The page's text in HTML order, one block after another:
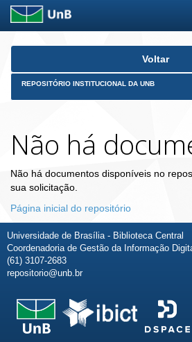
Skip
Voltar
REPOSITÓRIO INSTITUCIONAL DA UNB
Não há
Não há documentos disponíveis no
sua solicitação.
Página inicial do repositório
Universidade de Brasília - Biblioteca Central
Coordenadoria de Gestão da Informação
(61) 3107-2683
repositorio@unb.br